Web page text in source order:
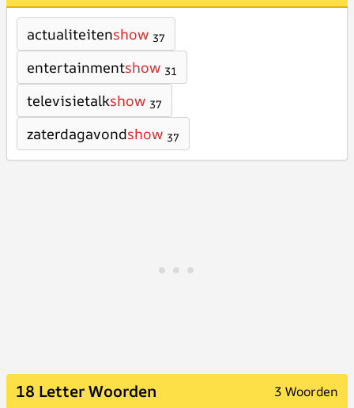
actualiteitenshow 37
entertainmentshow 31
televisietalkshow 37
zaterdagavondshow 37
18 Letter Woorden 3 Woorden